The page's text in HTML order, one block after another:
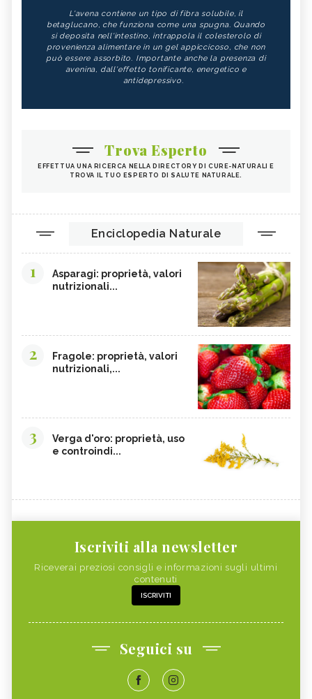
L'avena contiene un tipo di fibra solubile, il
betaglucano, che funziona come una spugna. Quando
si deposita nell'intestino, intrappola il colesterolo di
provenienza alimentare in un gel appiccicoso, che non
può essere assorbito. Importante anche la presenza di
avenina, dall'effetto tonificante, energetico e
antidepressivo.
Trova Esperto
EFFETTUA UNA RICERCA NELLA DIRECTORY DI CURE-NATURALI E
TROVA IL TUO ESPERTO DI SALUTE NATURALE.
Enciclopedia Naturale
1
Asparagi: proprietà, valori
nutrizionali...
2
Fragole: proprietà, valori
nutrizionali,...
3
Verga d'oro: proprietà, uso
e controindi...
Iscriviti alla newsletter
Riceverai preziosi consigli e informazioni sugli ultimi
contenuti
ISCRIVITI
Seguici su